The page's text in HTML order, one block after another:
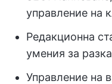
управление на
Редакционна
умения за
Управление на